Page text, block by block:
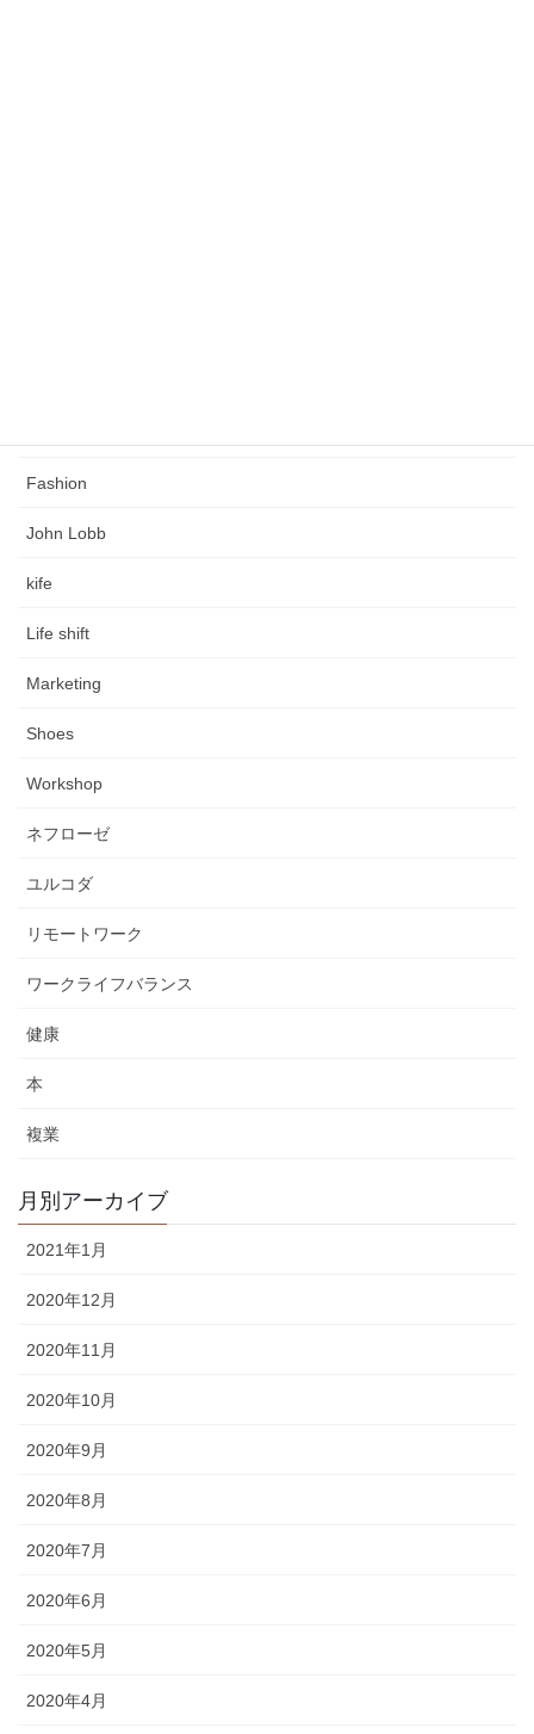
Fashion
John Lobb
kife
Life shift
Marketing
Shoes
Workshop
ネフローゼ
ユルコダ
リモートワーク
ワークライフバランス
健康
本
複業
月別アーカイブ
2021年1月
2020年12月
2020年11月
2020年10月
2020年9月
2020年8月
2020年7月
2020年6月
2020年5月
2020年4月